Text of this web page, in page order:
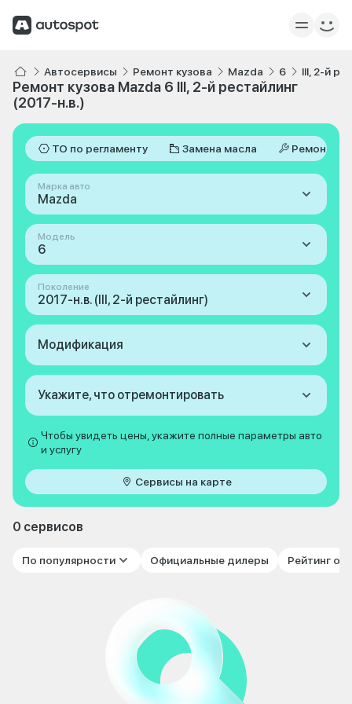
Автосервисы Ремонт кузова Mazda 6 III, 2-й
Ремонт кузова Mazda 6 III, 2-й рестайлинг
(2017-н.в.)
ТО по регламенту Замена масла Ремонт
Марка авто
Mazda
Модель
6
Поколение
2017-н.в. (III, 2-й рестайлинг)
Модификация
Укажите, что отремонтировать
Чтобы увидеть цены, укажите полные параметры авто
и услугу
Сервисы на карте
0 сервисов
По популярности Официальные дилеры Рейтинг